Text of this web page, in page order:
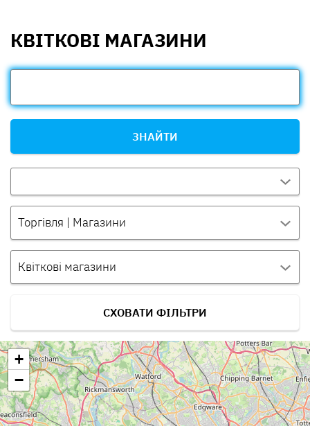
КВІТКОВІ МАГАЗИНИ
ЗНАЙТИ
Торгівля | Магазини
Квіткові магазини
СХОВАТИ ФІЛЬТРИ
+
−